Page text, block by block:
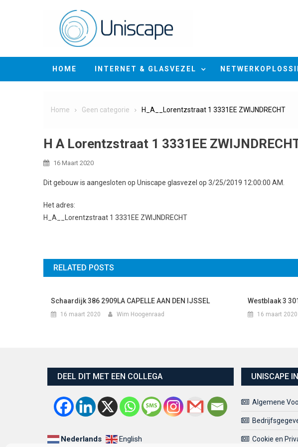
HOME INTERNET & GLASVEZEL
Home Geen categorie H_A__Lorentzstraat 1 3331EE ZWIJNDRECHT
H A Lorentzstraat 1 3331EE
16 Maart 2020
Dit gebouw is aangesloten op Uniscape glasvezel op 3/25/2019 12:00:00 AM.
Het adres:
H_A__Lorentzstraat 1 3331EE ZWIJNDRECHT
RELATED POSTS
Schaardijk 386 2909LA CAPELLE AAN DEN IJSSEL
16 maart 2020 Wim Hoogenraad
Westblaak 3
16 maart 2020
DEEL DIT MET EEN COLLEGA
Nederlands English
UNISCAPE
Algemene
Cookie en